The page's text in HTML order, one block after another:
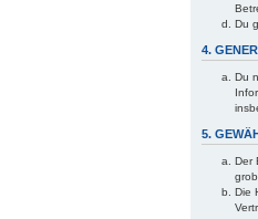
Du
4.
Du
5.
Der
Die